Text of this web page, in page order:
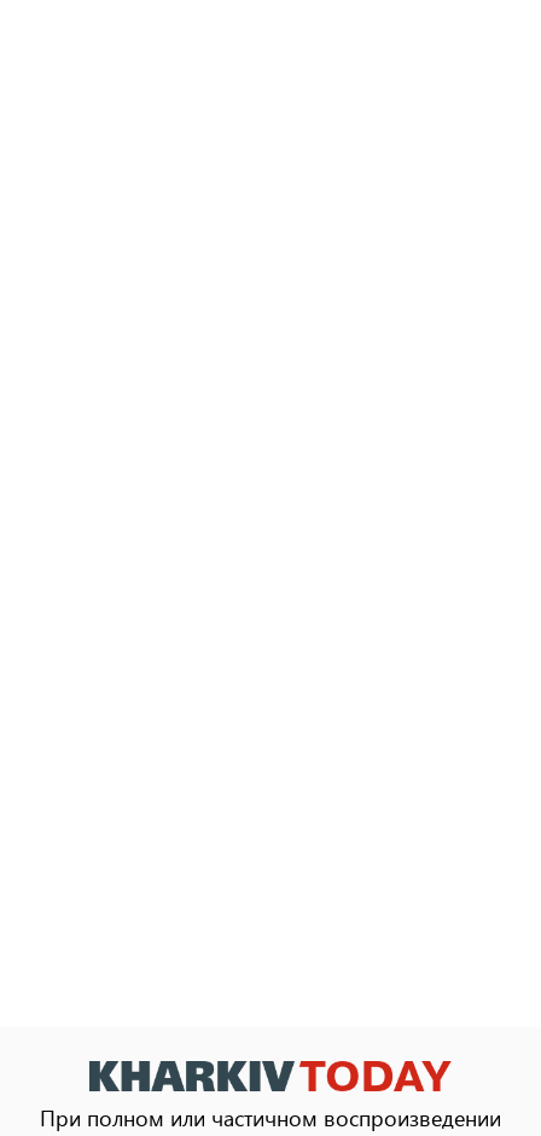
При полном или частичном воспроизведении